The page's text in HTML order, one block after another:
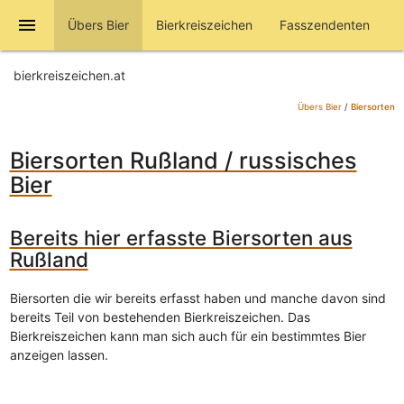
menu Übers Bier Bierkreiszeichen Fasszendenten
bierkreiszeichen.at
Übers Bier/ Biersorten
Biersorten Rußland / russisches
Bier
Bereits hier erfasste Biersorten aus
Rußland
Biersorten die wir bereits erfasst haben und manche davon sind
bereits Teil von bestehenden Bierkreiszeichen. Das
Bierkreiszeichen kann man sich auch für ein bestimmtes Bier
anzeigen lassen.